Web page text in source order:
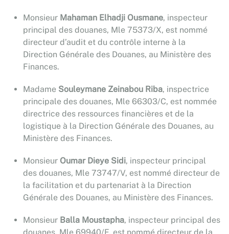
Monsieur Mahaman Elhadji Ousmane, inspecteur
principal des douanes, Mle 75373/X, est nommé
directeur d’audit et du contrôle interne à la
Direction Générale des Douanes, au Ministère des
Finances.
Madame Souleymane Zeinabou Riba, inspectrice
principale des douanes, Mle 66303/C, est nommée
directrice des ressources financières et de la
logistique à la Direction Générale des Douanes, au
Ministère des Finances.
Monsieur Oumar Dieye Sidi, inspecteur principal
des douanes, Mle 73747/V, est nommé directeur de
la facilitation et du partenariat à la Direction
Générale des Douanes, au Ministère des Finances.
Monsieur Balla Moustapha, inspecteur principal des